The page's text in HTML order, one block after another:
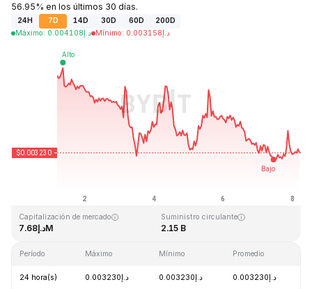
56.95% en los últimos 30 días.
24H 7D 14D 30D 60D
200D
Máximo: د.إ0.004108 Mínimo: د.إ0.003158
Capitalización de mercado
د.إ7.68M
Suministro circulante
2.15 B
Período Máximo Mínimo Promedio
24 hora(s) د.إ0.003230 د.إ0.003230 د.إ0.003230